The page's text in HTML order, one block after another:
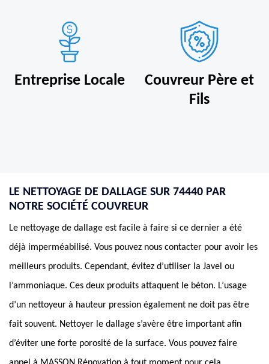
Entreprise Locale
Couvreur Père et
Fils
LE NETTOYAGE DE DALLAGE SUR 74440 PAR
NOTRE SOCIÉTÉ COUVREUR
Le nettoyage de dallage est facile à faire si ce dernier a été
déjà imperméabilisé. Vous pouvez nous contacter pour avoir les
meilleurs produits. Cependant, évitez d’utiliser la Javel ou
l’ammoniaque. Ces deux produits attaquent le béton. L’usage
d’un nettoyeur à hauteur pression également ne doit pas être
fait souvent. Nettoyer le dallage s’avère être important afin
d’éviter une forte porosité de la surface. Vous pouvez faire